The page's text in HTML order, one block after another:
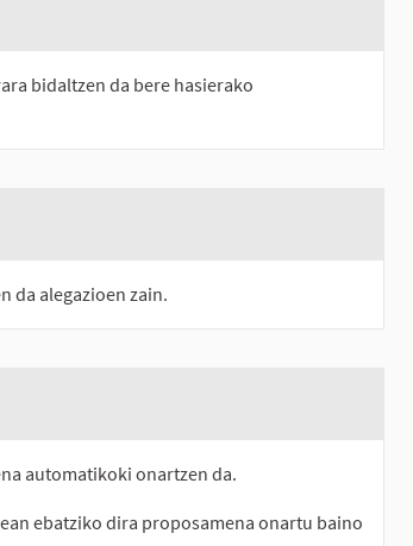
bidaltzen da bere hasierako
da alegazioen zain.
automatikoki onartzen da.
ebatziko dira proposamena onartu baino